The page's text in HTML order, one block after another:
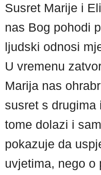
Susret Marije i
nas Bog pohodi
ljudski odnosi
U vremenu
Marija nas
susret s drugima
tome dolazi i
pokazuje da
uvjetima, nego o